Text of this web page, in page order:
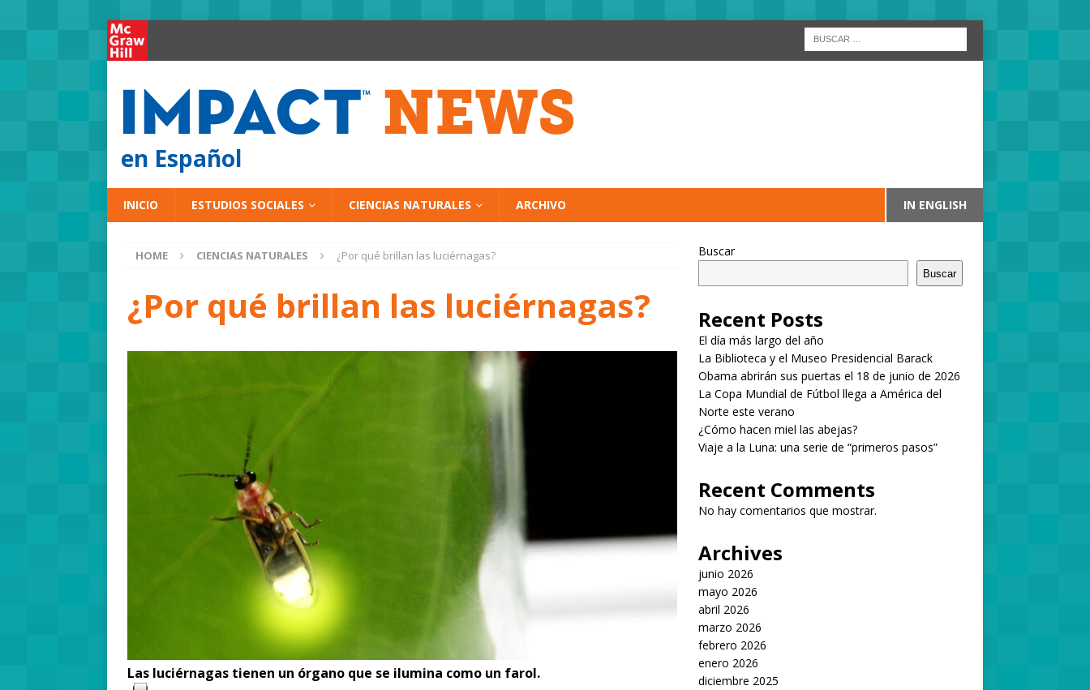
en Español
INICIO ESTUDIOS SOCIALES CIENCIAS NATURALES ARCHIVO IN ENGLISH
HOME CIENCIAS NATURALES ¿Por qué brillan las luciérnagas?
¿Por qué brillan las luciérnagas?
Las luciérnagas tienen un órgano que se ilumina como un farol.
Buscar
Buscar
Recent Posts
El día más largo del año
La Biblioteca y el Museo Presidencial Barack
Obama abrirán sus puertas el 18 de junio de 2026
La Copa Mundial de Fútbol llega a América del
Norte este verano
¿Cómo hacen miel las abejas?
Viaje a la Luna: una serie de “primeros pasos”
Recent Comments
No hay comentarios que mostrar.
Archives
junio 2026
mayo 2026
abril 2026
marzo 2026
febrero 2026
enero 2026
diciembre 2025